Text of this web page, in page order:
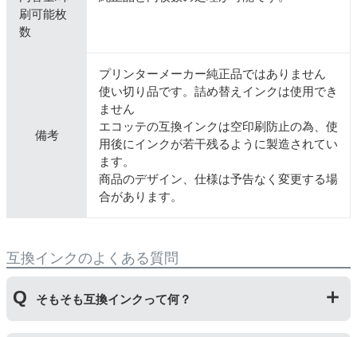
刷可能枚
数
備考
プリンターメーカー純正品ではありません
使い切り品です。詰め替えインクは使用でき
ません
エコッテの互換インクは空印刷防止の為、使
用後にインクが若干残るように製造されてい
ます。
商品のデザイン、仕様は予告なく変更する場
合があります。
互換インクのよくある質問
そもそも互換インクって何？